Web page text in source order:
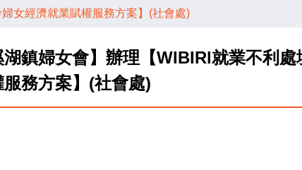
女經濟就業賦權服務方案】(社會處)
鎮婦女會】辦理【WIBIRl就業不利處
務方案】(社會處)